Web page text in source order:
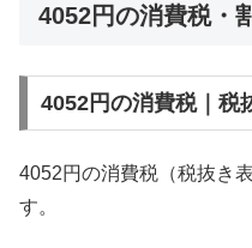
4052円の消費税・
4052円の消費税｜税
4052円の消費税（税抜き
す。